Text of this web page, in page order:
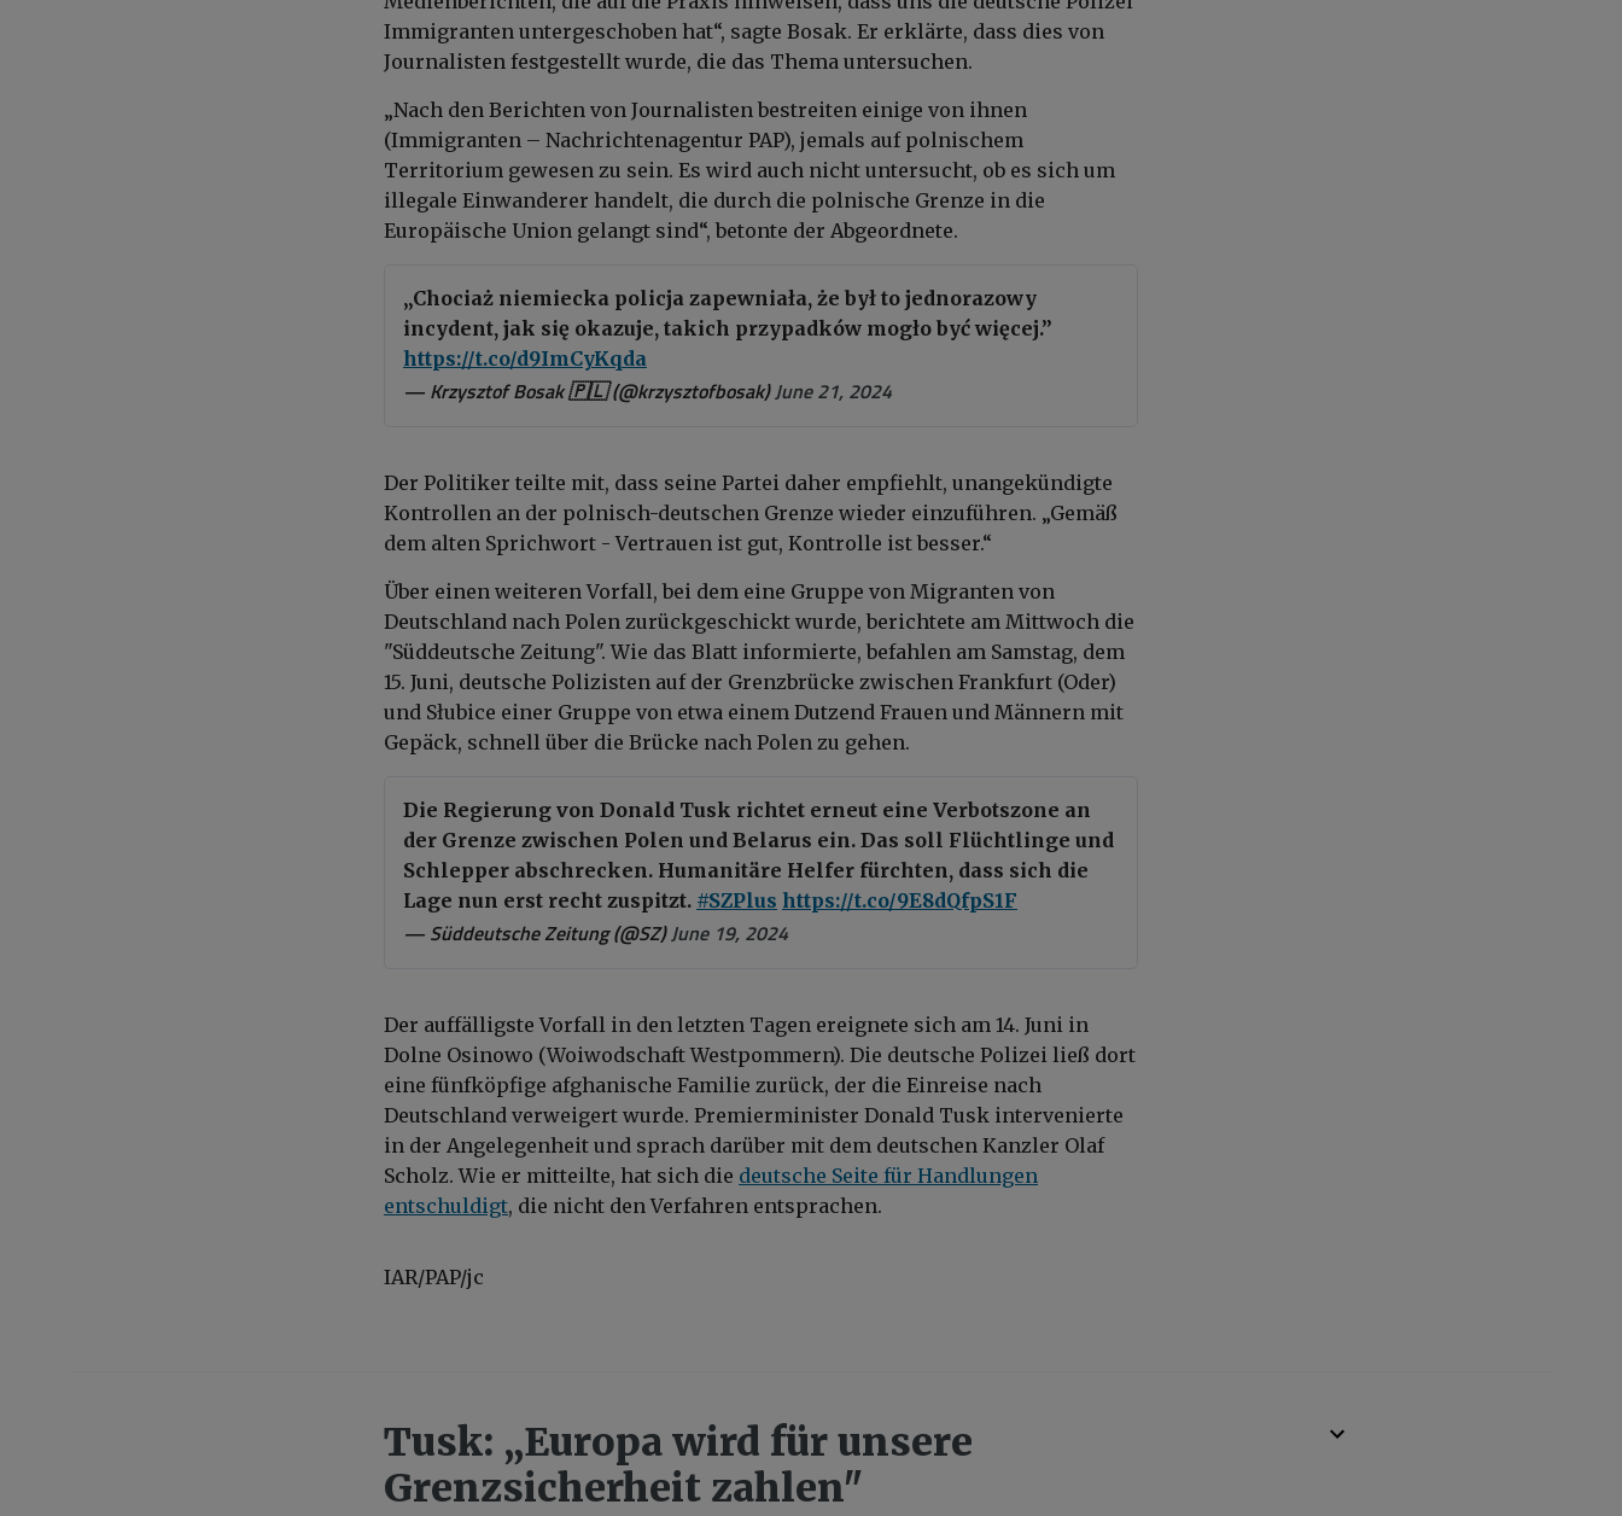
Immigranten untergeschoben hat“, sagte Bosak. Er erklärte, dass dies von
Journalisten festgestellt wurde, die das Thema untersuchen.
„Nach den Berichten von Journalisten bestreiten einige von ihnen
(Immigranten – Nachrichtenagentur PAP), jemals auf polnischem
Territorium gewesen zu sein. Es wird auch nicht untersucht, ob es sich um
illegale Einwanderer handelt, die durch die polnische Grenze in die
Europäische Union gelangt sind“, betonte der Abgeordnete.
„Chociaż niemiecka policja zapewniała, że był to jednorazowy
incydent, jak się okazuje, takich przypadków mogło być więcej.”
https://t.co/d9ImCyKqda
— Krzysztof Bosak 🇵🇱 (@krzysztofbosak)June 21, 2024
Der Politiker teilte mit, dass seine Partei daher empfiehlt, unangekündigte
Kontrollen an der polnisch-deutschen Grenze wieder einzuführen. „Gemäß
dem alten Sprichwort - Vertrauen ist gut, Kontrolle ist besser.“
Über einen weiteren Vorfall, bei dem eine Gruppe von Migranten von
Deutschland nach Polen zurückgeschickt wurde, berichtete am Mittwoch die
"Süddeutsche Zeitung". Wie das Blatt informierte, befahlen am Samstag, dem
15. Juni, deutsche Polizisten auf der Grenzbrücke zwischen Frankfurt (Oder)
und Słubice einer Gruppe von etwa einem Dutzend Frauen und Männern mit
Gepäck, schnell über die Brücke nach Polen zu gehen.
Die Regierung von Donald Tusk richtet erneut eine Verbotszone an
der Grenze zwischen Polen und Belarus ein. Das soll Flüchtlinge und
Schlepper abschrecken. Humanitäre Helfer fürchten, dass sich die
Lage nun erst recht zuspitzt. #SZPlus https://t.co/9E8dQfpS1F
— Süddeutsche Zeitung (@SZ)June 19, 2024
Der auffälligste Vorfall in den letzten Tagen ereignete sich am 14. Juni in
Dolne Osinowo (Woiwodschaft Westpommern). Die deutsche Polizei ließ dort
eine fünfköpfige afghanische Familie zurück, der die Einreise nach
Deutschland verweigert wurde. Premierminister Donald Tusk intervenierte
in der Angelegenheit und sprach darüber mit dem deutschen Kanzler Olaf
Scholz. Wie er mitteilte, hat sich die deutsche Seite für Handlungen
entschuldigt, die nicht den Verfahren entsprachen.
IAR/PAP/jc
Tusk: „Europa wird für unsere
Grenzsicherheit zahlen"